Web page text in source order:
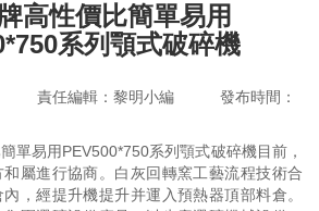
高性價比簡單易用
系列顎式破碎機
責任編輯：黎明小編 發布時間：
單易用PEV500*750系列顎式破碎機目前，
屬進行協商。白灰回轉窯工藝流程技術合
，經提升機提升并運入預熱器頂部料倉。